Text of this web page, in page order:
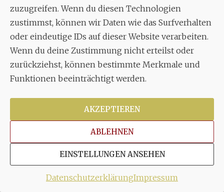
zuzugreifen. Wenn du diesen Technologien
zustimmst, können wir Daten wie das Surfverhalten
oder eindeutige IDs auf dieser Website verarbeiten.
Wenn du deine Zustimmung nicht erteilst oder
zurückziehst, können bestimmte Merkmale und
Funktionen beeinträchtigt werden.
AKZEPTIEREN
ABLEHNEN
EINSTELLUNGEN ANSEHEN
DatenschutzerklärungImpressum
Februar 2017
Januar 2017
Dezember 2016
stuttgarter_oratorienchor
stuttgarter_oratorienchor
März 24